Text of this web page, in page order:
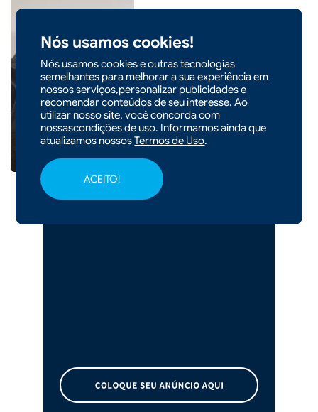
Nós usamos cookies!
Nós usamos cookies e outras tecnologias
semelhantes para melhorar a sua experiência em
nossos serviços,personalizar publicidades e
recomendar conteúdos de seu interesse. Ao
utilizar nosso site, você concorda com
nossascondições de uso. Informamos ainda que
atualizamos nossosTermos de Uso.
ACEITO!
| 03/08/2026 - 13h34
Homem é preso com pistola
furtada e munições em Xaxim